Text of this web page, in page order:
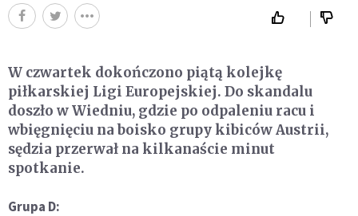
W czwartek dokończono piątą kolejkę
piłkarskiej Ligi Europejskiej. Do skandalu
doszło w Wiedniu, gdzie po odpaleniu racu i
wbięgnięciu na boisko grupy kibiców Austrii,
sędzia przerwał na kilkanaście minut
spotkanie.
Grupa D: